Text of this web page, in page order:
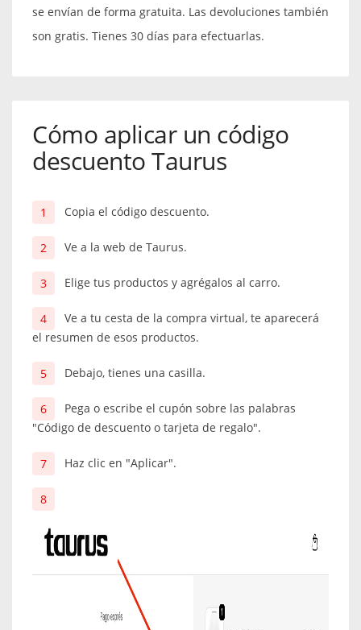
se envían de forma gratuita. Las devoluciones también
son gratis. Tienes 30 días para efectuarlas.
Cómo aplicar un código
descuento Taurus
Copia el código descuento.
Ve a la web de Taurus.
Elige tus productos y agrégalos al carro.
Ve a tu cesta de la compra virtual, te aparecerá
el resumen de esos productos.
Debajo, tienes una casilla.
Pega o escribe el cupón sobre las palabras
"Código de descuento o tarjeta de regalo".
Haz clic en "Aplicar".